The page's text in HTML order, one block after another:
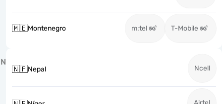
🇲🇪Montenegro m:tel T-Mobile
N
🇳🇵Nepal Ncell